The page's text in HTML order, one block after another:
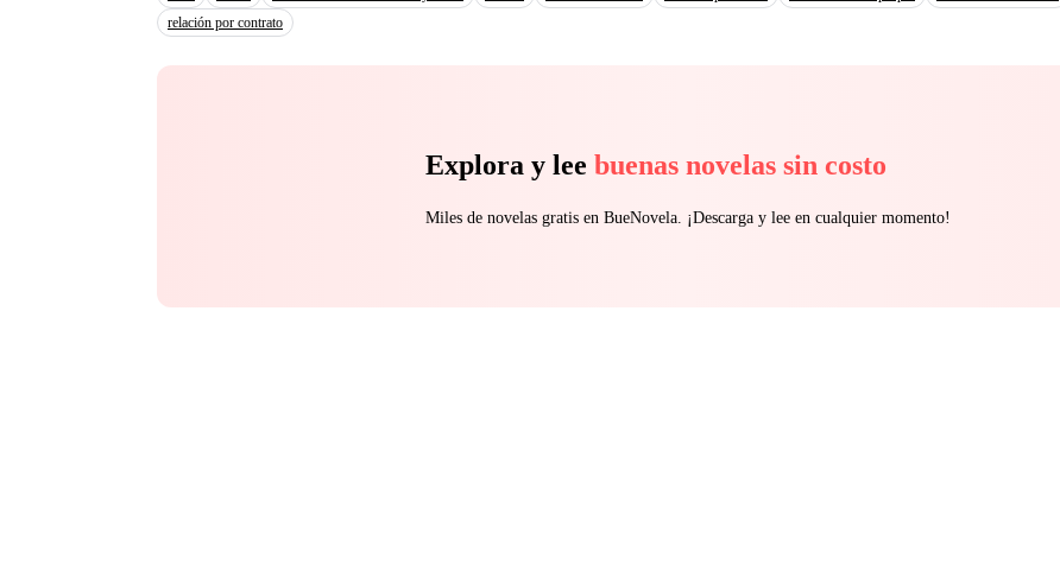
relación por contrato
Explora y lee buenas novelas sin costo
Miles de novelas gratis en BueNovela. ¡Descarga y lee en cualquier momento!